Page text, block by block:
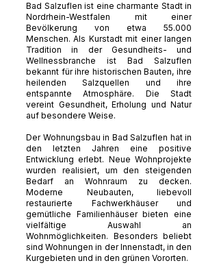
Bad Salzuflen ist eine charmante Stadt in
Nordrhein-Westfalen mit einer
Bevölkerung von etwa 55.000
Menschen. Als Kurstadt mit einer langen
Tradition in der Gesundheits- und
Wellnessbranche ist Bad Salzuflen
bekannt für ihre historischen Bauten, ihre
heilenden Salzquellen und ihre
entspannte Atmosphäre. Die Stadt
vereint Gesundheit, Erholung und Natur
auf besondere Weise.
Der Wohnungsbau in Bad Salzuflen hat in
den letzten Jahren eine positive
Entwicklung erlebt. Neue Wohnprojekte
wurden realisiert, um den steigenden
Bedarf an Wohnraum zu decken.
Moderne Neubauten, liebevoll
restaurierte Fachwerkhäuser und
gemütliche Familienhäuser bieten eine
vielfältige Auswahl an
Wohnmöglichkeiten. Besonders beliebt
sind Wohnungen in der Innenstadt, in den
Kurgebieten und in den grünen Vororten.